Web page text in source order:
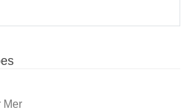
Mer